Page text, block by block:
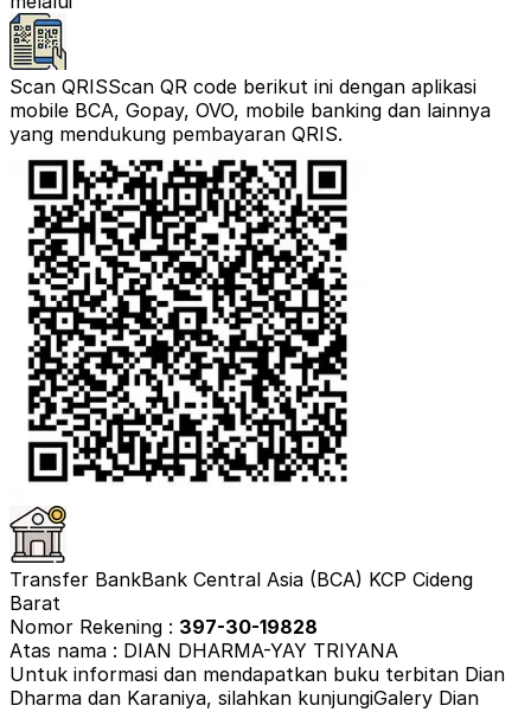
Scan QRISScan QR code berikut ini dengan aplikasi
mobile BCA, Gopay, OVO, mobile banking dan lainnya
yang mendukung pembayaran QRIS.
Transfer BankBank Central Asia (BCA) KCP Cideng
Barat
Nomor Rekening : 397-30-19828
Atas nama : DIAN DHARMA-YAY TRIYANA
Untuk informasi dan mendapatkan buku terbitan Dian
Dharma dan Karaniya, silahkan kunjungiGalery Dian